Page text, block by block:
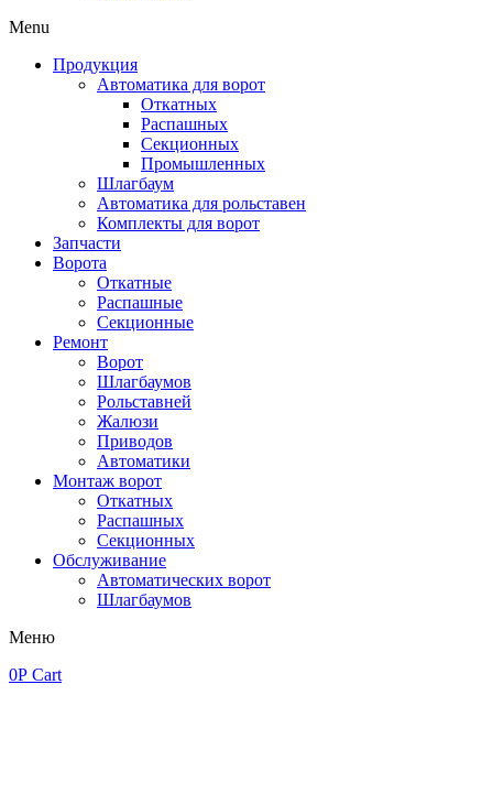
Menu
Продукция
Автоматика для ворот
Откатных
Распашных
Секционных
Промышленных
Шлагбаум
Автоматика для рольставен
Комплекты для ворот
Запчасти
Ворота
Откатные
Распашные
Секционные
Ремонт
Ворот
Шлагбаумов
Рольставней
Жалюзи
Приводов
Автоматики
Монтаж ворот
Откатных
Распашных
Секционных
Обслуживание
Автоматических ворот
Шлагбаумов
Меню
0Р Cart